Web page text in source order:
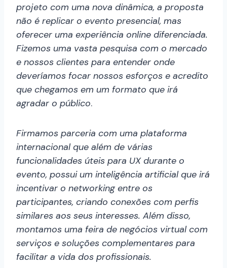
projeto com uma nova dinâmica, a proposta
não é replicar o evento presencial, mas
oferecer uma experiência online diferenciada.
Fizemos uma vasta pesquisa com o mercado
e nossos clientes para entender onde
deveríamos focar nossos esforços e acredito
que chegamos em um formato que irá
agradar o público.
Firmamos parceria com uma plataforma
internacional que além de várias
funcionalidades úteis para UX durante o
evento, possui um inteligência artificial que irá
incentivar o networking entre os
participantes, criando conexões com perfis
similares aos seus interesses. Além disso,
montamos uma feira de negócios virtual com
serviços e soluções complementares para
facilitar a vida dos profissionais.